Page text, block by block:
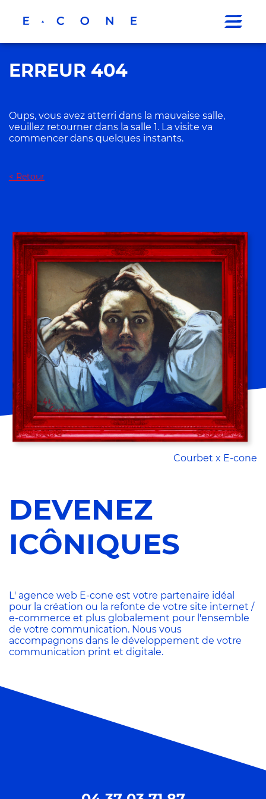
ERREUR 404
Oups, vous avez atterri dans la mauvaise salle,
veuillez retourner dans la salle 1. La visite va
commencer dans quelques instants.
< Retour
Courbet x E-cone
DEVENEZ
ICÔNIQUES
L' agence web E-cone est votre partenaire idéal
pour la création ou la refonte de votre site internet /
e-commerce et plus globalement pour l'ensemble
de votre communication. Nous vous
accompagnons dans le développement de votre
communication print et digitale.